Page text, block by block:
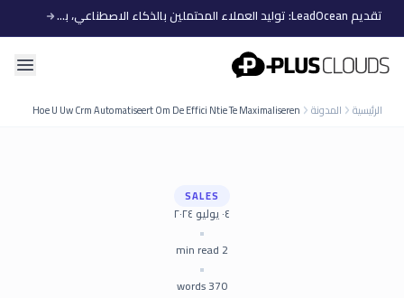
تقديم LeadOcean: توليد العملاء المحتملين بالذكاء الاصطناعي، بيانات منتقاة، توسع سهل
PlusClouds
الرئيسية المدونة Hoe U Uw Crm Automatiseert Om De Effici Ntie Te Maximaliseren
SALES
٠٤ يوليو ٢٠٢٤
•
2
•
370